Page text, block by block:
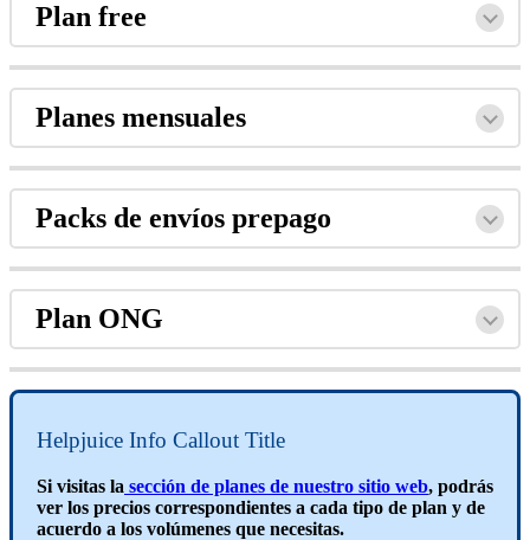
Plan free
Planes mensuales
Packs de envíos prepago
Plan ONG
Helpjuice Info Callout Title
Si visitas la sección de planes de nuestro sitio web, podrás
ver los precios correspondientes a cada tipo de plan y de
acuerdo a los volúmenes que necesitas.